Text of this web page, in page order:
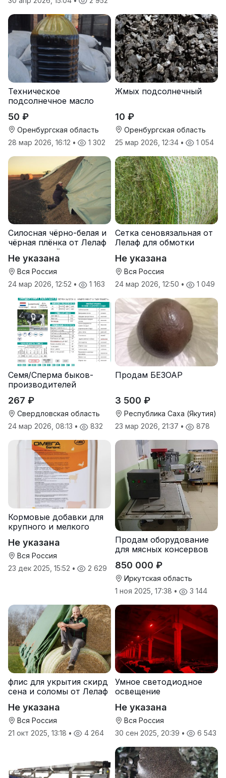
Техническое
подсолнечное масло
50 ₽
Оренбургская область
28 мар 2026, 16:12 • 1 302
Жмых подсолнечный
10 ₽
Оренбургская область
25 мар 2026, 12:34 • 1 054
Силосная чёрно-белая и
чёрная плёнка от Лелаф
для траншей и ям
силоса/сенажа
Не указана
Вся Россия
24 мар 2026, 12:52 • 1 163
Сетка сеновязальная от
Лелаф для обмотки
Не указана
Вся Россия
24 мар 2026, 12:50 • 1 049
Семя/Сперма быков-
производителей
267 ₽
Свердловская область
24 мар 2026, 08:13 • 832
Продам БЕЗОАР
3 500 ₽
Республика Саха (Якутия)
23 мар 2026, 21:37 • 878
Кормовые добавки для
крупного и мелкого
Не указана
Вся Россия
23 дек 2025, 15:52 • 2 629
Продам оборудование
для мясных консервов
850 000 ₽
Иркутская область
1 ноя 2025, 17:38 • 3 144
флис для укрытия скирд
сена и соломы от Лелаф
Не указана
Вся Россия
21 окт 2025, 13:18 • 4 264
Умное светодиодное
освещение
Не указана
Вся Россия
30 сен 2025, 20:39 • 6 543